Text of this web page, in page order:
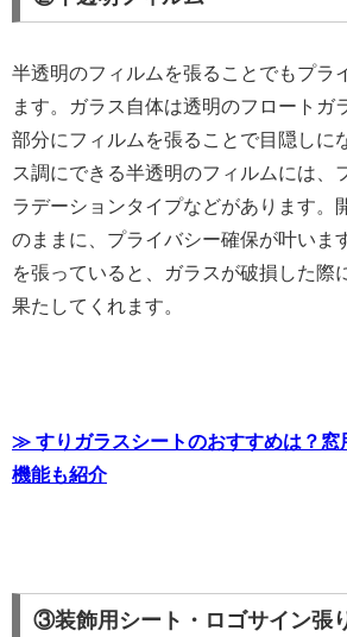
半透明のフィルムを張ることでもプラ
ます。ガラス自体は透明のフロートガ
部分にフィルムを張ることで目隠しに
ス調にできる半透明のフィルムには、
ラデーションタイプなどがあります。
のままに、プライバシー確保が叶いま
を張っていると、ガラスが破損した際
果たしてくれます。
≫ すりガラスシートのおすすめは？窓
機能も紹介
③装飾用シート・ロゴサイン張